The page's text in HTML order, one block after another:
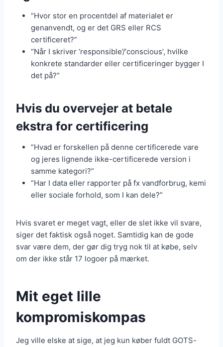
“Hvor stor en procentdel af materialet er
genanvendt, og er det GRS eller RCS
certificeret?”
“Når I skriver ‘responsible’/‘conscious’, hvilke
konkrete standarder eller certificeringer bygger I
det på?”
Hvis du overvejer at betale
ekstra for certificering
“Hvad er forskellen på denne certificerede vare
og jeres lignende ikke-certificerede version i
samme kategori?”
“Har I data eller rapporter på fx vandforbrug, kemi
eller sociale forhold, som I kan dele?”
Hvis svaret er meget vagt, eller de slet ikke vil svare,
siger det faktisk også noget. Samtidig kan de gode
svar være dem, der gør dig tryg nok til at købe, selv
om der ikke står 17 logoer på mærket.
Mit eget lille
kompromiskompas
Jeg ville elske at sige, at jeg kun køber fuldt GOTS-